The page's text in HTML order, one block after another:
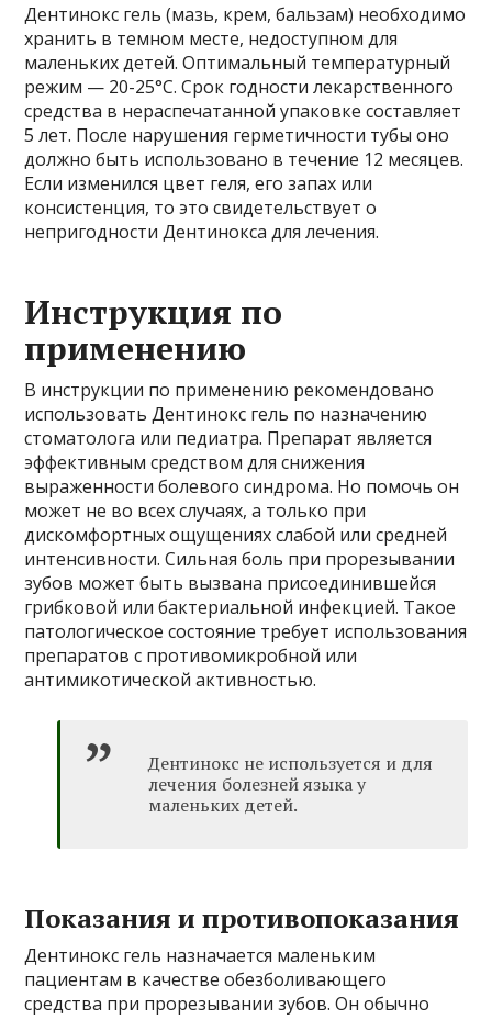
Дентинокс гель (мазь, крем, бальзам) необходимо
хранить в темном месте, недоступном для
маленьких детей. Оптимальный температурный
режим — 20-25°C. Срок годности лекарственного
средства в нераспечатанной упаковке составляет
5 лет. После нарушения герметичности тубы оно
должно быть использовано в течение 12 месяцев.
Если изменился цвет геля, его запах или
консистенция, то это свидетельствует о
непригодности Дентинокса для лечения.
Инструкция по
применению
В инструкции по применению рекомендовано
использовать Дентинокс гель по назначению
стоматолога или педиатра. Препарат является
эффективным средством для снижения
выраженности болевого синдрома. Но помочь он
может не во всех случаях, а только при
дискомфортных ощущениях слабой или средней
интенсивности. Сильная боль при прорезывании
зубов может быть вызвана присоединившейся
грибковой или бактериальной инфекцией. Такое
патологическое состояние требует использования
препаратов с противомикробной или
антимикотической активностью.
Дентинокс не используется и для
лечения болезней языка у
маленьких детей.
Показания и противопоказания
Дентинокс гель назначается маленьким
пациентам в качестве обезболивающего
средства при прорезывании зубов. Он обычно